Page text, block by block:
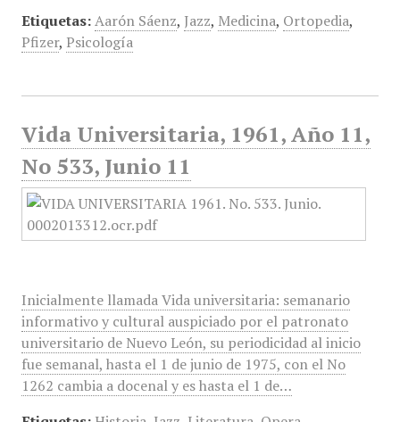
Etiquetas: Aarón Sáenz, Jazz, Medicina, Ortopedia,
Pfizer, Psicología
Vida Universitaria, 1961, Año 11,
No 533, Junio 11
Inicialmente llamada Vida universitaria: semanario
informativo y cultural auspiciado por el patronato
universitario de Nuevo León, su periodicidad al inicio
fue semanal, hasta el 1 de junio de 1975, con el No
1262 cambia a docenal y es hasta el 1 de…